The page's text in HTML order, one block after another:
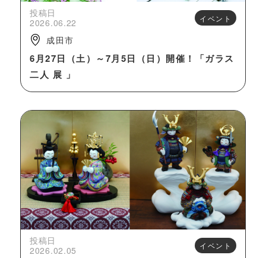
投稿日
2026.06.22
イベント
成田市
6月27日（土）～7月5日（日）開催！「ガラス
二人 展 」
投稿日
2026.02.05
イベント